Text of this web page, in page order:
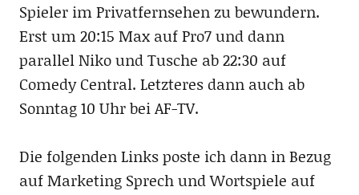
Spieler im Privatfernsehen zu bewundern.
Erst um 20:15 Max auf Pro7 und dann
parallel Niko und Tusche ab 22:30 auf
Comedy Central. Letzteres dann auch ab
Sonntag 10 Uhr bei AF-TV.
Die folgenden Links poste ich dann in Bezug
auf Marketing Sprech und Wortspiele auf